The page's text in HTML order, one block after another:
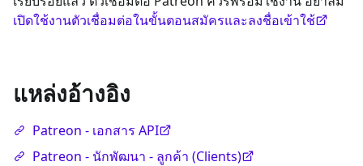
เปิดใช้งานตัวเชื่อมต่อในขั้นตอนสมัครและลงชื่อเข้าใช้
แหล่งอ้างอิง
Patreon - เอกสาร API
Patreon - นักพัฒนา - ลูกค้า (Clients)